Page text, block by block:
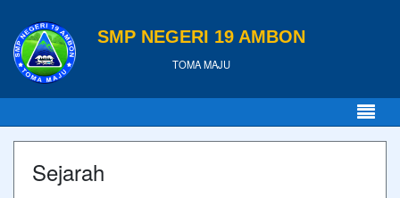
SMP NEGERI 19 AMBON
TOMA MAJU
Sejarah